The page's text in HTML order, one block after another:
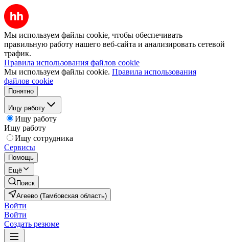
Мы используем файлы cookie, чтобы обеспечивать
правильную работу нашего веб-сайта и анализировать сетевой
трафик.
Правила использования файлов cookie
Мы используем файлы cookie. Правила использования
файлов cookie
Понятно
Ищу работу
Ищу работу
Ищу работу
Ищу сотрудника
Сервисы
Помощь
Ещё
Поиск
Агеево (Тамбовская область)
Войти
Войти
Создать резюме